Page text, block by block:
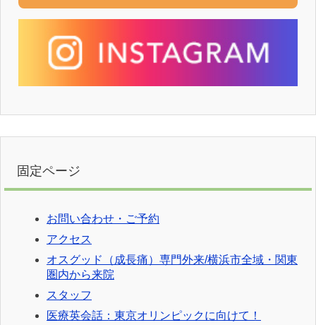
固定ページ
お問い合わせ・ご予約
アクセス
オスグッド（成長痛）専門外来/横浜市全域・関東
圏内から来院
スタッフ
医療英会話：東京オリンピックに向けて！